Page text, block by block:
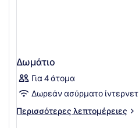
Δωμάτιο
Για 4 άτομα
Δωρεάν ασύρματο ίντερνετ
Περισσότερες λεπτομέρειες
Περισσότερες